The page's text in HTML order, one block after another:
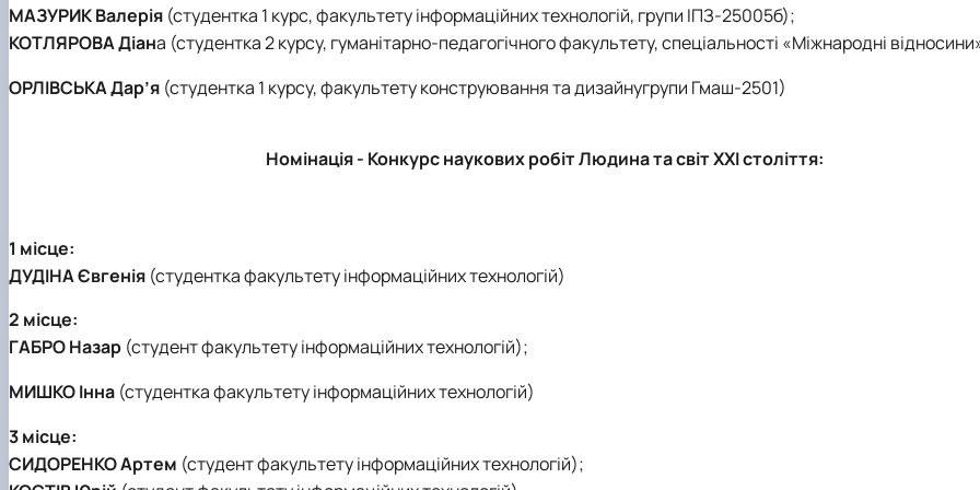
МАЗУРИК Валерія (студентка 1 курс, факультету інформаційних технологій, групи ІПЗ-25005б);
КОТЛЯРОВА Діана (студентка 2 курсу, гуманітарно-педагогічного факультету, спеціальності «Міжнародні
ОРЛІВСЬКА Дар’я (студентка 1 курсу, факультету конструювання та дизайнугрупи Гмаш-2501)
Номінація - Конкурс наукових робіт Людина та світ ХХІ століття:
1 місце:
ДУДІНА Євгенія (студентка факультету інформаційних технологій)
2 місце:
ГАБРО Назар (студент факультету інформаційних технологій);
МИШКО Інна (студентка факультету інформаційних технологій)
3 місце:
СИДОРЕНКО Артем (студент факультету інформаційних технологій);